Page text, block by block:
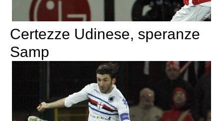
Certezze Udinese, speranze
Samp